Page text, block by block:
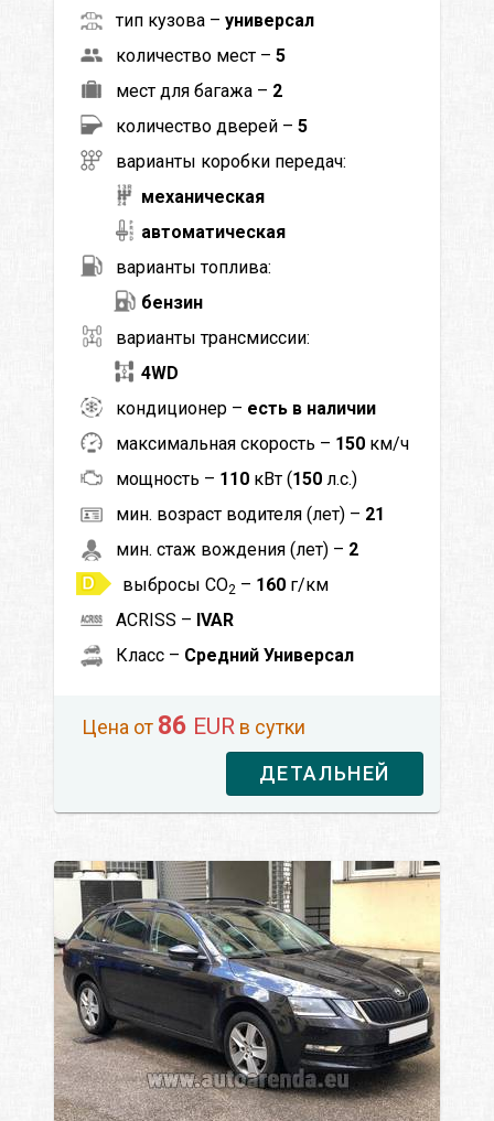
тип кузова – универсал
количество мест – 5
мест для багажа – 2
количество дверей – 5
варианты коробки передач:
механическая
автоматическая
варианты топлива:
бензин
варианты трансмиссии:
4WD
кондиционер – есть в наличии
максимальная скорость – 150 км/ч
мощность – 110 кВт (150 л.с.)
мин. возраст водителя (лет) – 21
мин. стаж вождения (лет) – 2
выбросы CO2 – 160 г/км
ACRISS – IVAR
Класс – Средний Универсал
Цена от 86 EUR в сутки
ДЕТАЛЬНЕЙ